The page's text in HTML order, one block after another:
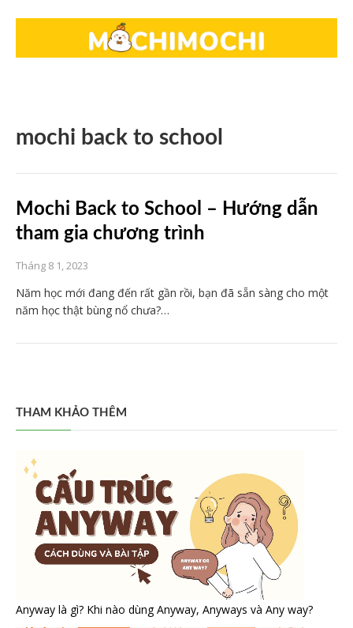
mochi back to school
Mochi Back to School – Hướng dẫn
tham gia chương trình
Tháng 8 1, 2023
Năm học mới đang đến rất gần rồi, bạn đã sẵn sàng cho một
năm học thật bùng nổ chưa?…
THAM KHẢO THÊM
Anyway là gì? Khi nào dùng Anyway, Anyways và Any way?